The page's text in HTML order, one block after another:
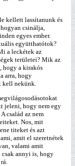
kellett lassítanunk és
csinálja,
egyes ember.
együtthatótok?
a leckétek az
területei? Mik az
hogy a kirakós
arra, hogy
kell nekünk.
jeleni, hogy nem egy
család az nem
Nos, mit
titeket és azt
amit el szeretnétek
valami amit
csak annyi is, hogy